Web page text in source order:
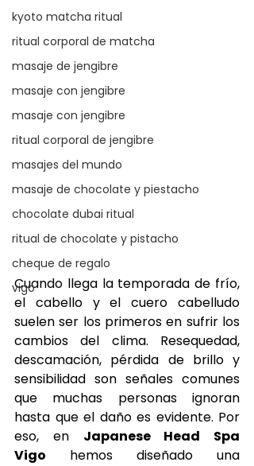
kyoto matcha ritual
ritual corporal de matcha
masaje de jengibre
masaje con jengibre
masaje con jengibre
ritual corporal de jengibre
masajes del mundo
masaje de chocolate y piestacho
chocolate dubai ritual
ritual de chocolate y pistacho
cheque de regalo
vigo
Cuando llega la temporada de frío,
el cabello y el cuero cabelludo
suelen ser los primeros en sufrir los
cambios del clima. Resequedad,
descamación, pérdida de brillo y
sensibilidad son señales comunes
que muchas personas ignoran
hasta que el daño es evidente. Por
eso, en Japanese Head Spa
Vigo hemos diseñado una